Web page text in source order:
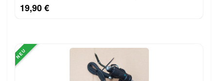
19,90 €
NEU